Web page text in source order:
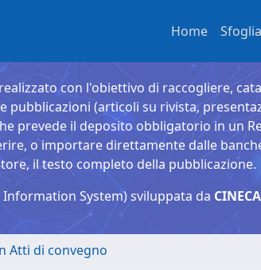
Home Sfoglia
con l'obiettivo di raccogliere,
pubblicazioni (articoli su rivista,
prevede il deposito obbligatorio in un
o importare direttamente dalle
il testo completo della pubblicazione.
System) sviluppata da
Atti di convegno